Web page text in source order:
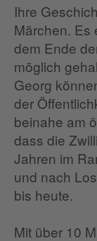
Ihre
Märchen. Es
dem Ende
möglich
Georg
der
beinahe am
dass die
Jahren im
und nach
bis heute.
Mit über 10